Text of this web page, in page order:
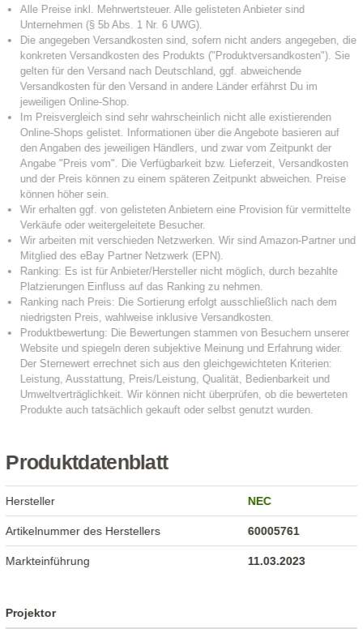
Produktdatenblatt
Hersteller NEC
Artikelnummer des Herstellers 60005761
Markteinführung 11.03.2023
Projektor